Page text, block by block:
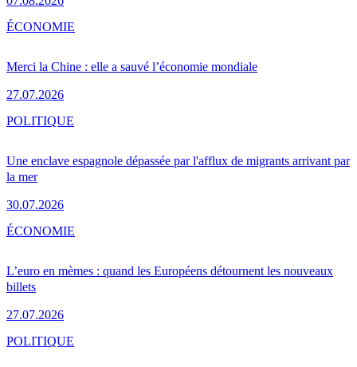
Merci la Chine : elle a sauvé l’économie mondiale
27.07.2026
ÉCONOMIE
Une enclave espagnole dépassée par l'afflux de migrants arrivant par
la mer
30.07.2026
POLITIQUE
L’euro en mèmes : quand les Européens détournent les nouveaux
billets
27.07.2026
ÉCONOMIE
POLITIQUE